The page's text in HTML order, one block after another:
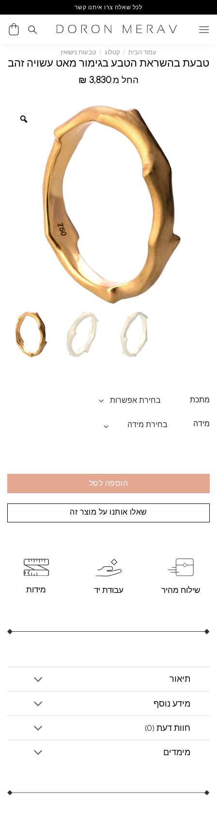
to
content
לכל שאלה צרו איתנו קשר
עמוד הבית / קטלוג / טבעות נישואין
טבעת בהשראת הטבע בגימור מאט עשויה זהב
החל מ: ₪ 3,830
מתכת
מידה
הוספה לסל
שאלו אותנו על מוצר זה
שילוח מהיר עבודת יד מידות
תיאור
מידע נוסף
חוות דעת (0)
מימדים